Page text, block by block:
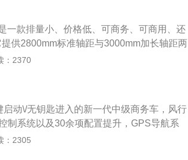
相应下降若干个百分点；3、错误驾驶多
耗的影响最大，在驾驶过程中，特别是在交
、急刹车的问题最为常见。
一款排量小、价格低、可商务、可商用、还
供2800mm标准轴距与3000mm加长轴距两
、根据广大车主不同用车需求，菱智M3座
：2370
动\/无钥匙进入的新一代中级商务车，风行
制系统以及30余项配置提升，GPS导航系
外，M6还拥有倒车影像系统、空气净化装
：2305